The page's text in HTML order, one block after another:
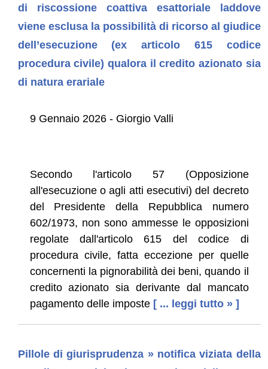
di riscossione coattiva esattoriale laddove
viene esclusa la possibilità di ricorso al giudice
dell’esecuzione (ex articolo 615 codice
procedura civile) qualora il credito azionato sia
di natura erariale
9 Gennaio 2026 - Giorgio Valli
Secondo l'articolo 57 (Opposizione
all'esecuzione o agli atti esecutivi) del decreto
del Presidente della Repubblica numero
602/1973, non sono ammesse le opposizioni
regolate dall'articolo 615 del codice di
procedura civile, fatta eccezione per quelle
concernenti la pignorabilità dei beni, quando il
credito azionato sia derivante dal mancato
pagamento delle imposte [ ... leggi tutto » ]
Pillole di giurisprudenza » notifica viziata della